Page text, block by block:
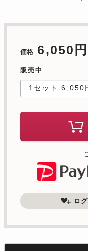
価格 6,050円
販売中
ロ